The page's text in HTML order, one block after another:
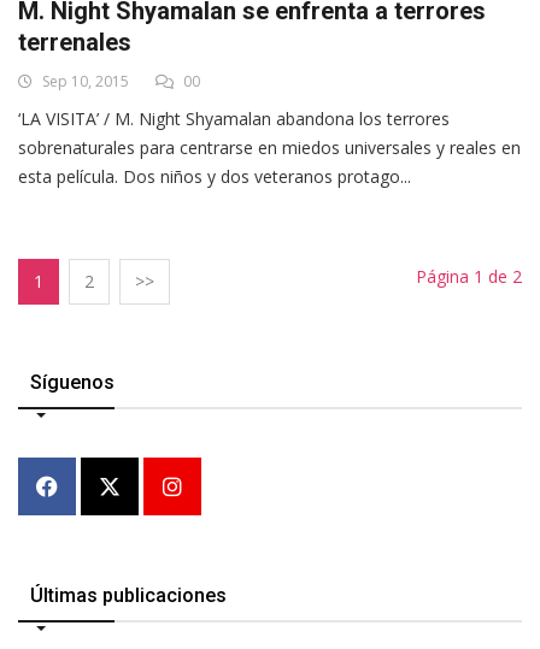
M. Night Shyamalan se enfrenta a terrores
terrenales
Sep 10, 2015 00
‘LA VISITA’ / M. Night Shyamalan abandona los terrores
sobrenaturales para centrarse en miedos universales y reales en
esta película. Dos niños y dos veteranos protago...
1 2 >> Página 1 de 2
Síguenos
Últimas publicaciones